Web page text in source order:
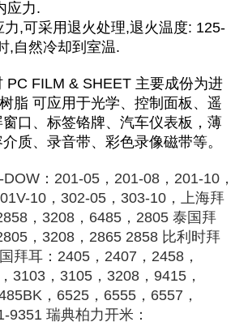
应力.
,可采用退火处理,退火温度: 125-
,自然冷却到室温.
PC FILM & SHEET 主要成份为进
脂 可应用于光学、控制面板、遥
口、标签铬牌、汽车仪表板，薄
质、录音带、彩色录像磁带等。
：201-05，201-08，201-10，
10，302-05，303-10， 上海拜
，3208，6485， 2805 泰国 拜
，3208，2865 2858 比利时拜
拜耳 ：2405，2407，2458，
3103，3105，3208，9415，
，6525，6555，6557，
9351 瑞典柏力开米：